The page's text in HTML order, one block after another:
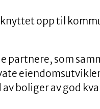
opp til
som
boliger av god